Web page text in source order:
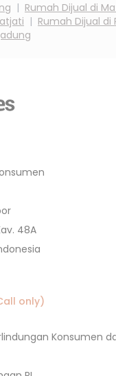
| Rumah Dijual di
| Rumah Dijual di
48A
only)
Konsumen